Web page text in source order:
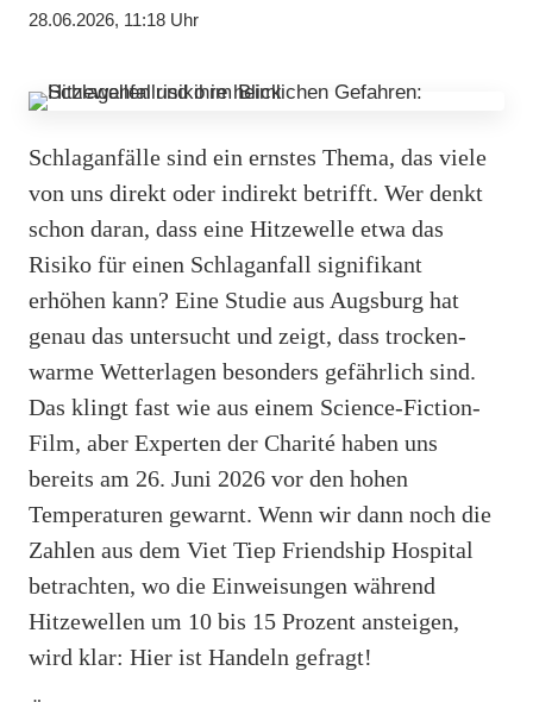
28.06.2026, 11:18 Uhr
Schlaganfälle sind ein ernstes Thema, das viele
von uns direkt oder indirekt betrifft. Wer denkt
schon daran, dass eine Hitzewelle etwa das
Risiko für einen Schlaganfall signifikant
erhöhen kann? Eine Studie aus Augsburg hat
genau das untersucht und zeigt, dass trocken-
warme Wetterlagen besonders gefährlich sind.
Das klingt fast wie aus einem Science-Fiction-
Film, aber Experten der Charité haben uns
bereits am 26. Juni 2026 vor den hohen
Temperaturen gewarnt. Wenn wir dann noch die
Zahlen aus dem Viet Tiep Friendship Hospital
betrachten, wo die Einweisungen während
Hitzewellen um 10 bis 15 Prozent ansteigen,
wird klar: Hier ist Handeln gefragt!